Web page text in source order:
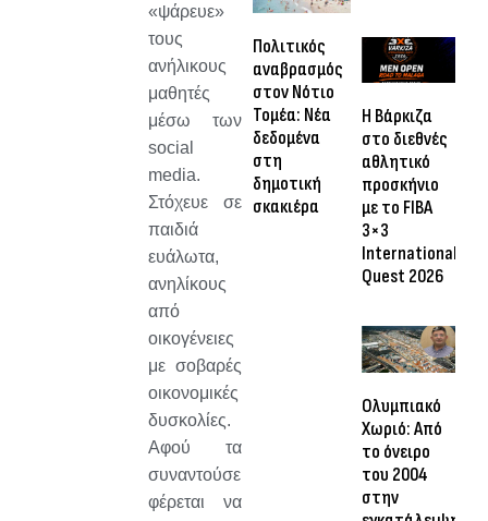
«ψάρευε»
τους
ανήλικους
μαθητές
μέσω των
social
media.
Στόχευε σε
παιδιά
ευάλωτα,
ανηλίκους
από
οικογένειες
με σοβαρές
οικονομικές
δυσκολίες.
Αφού τα
συναντούσε
φέρεται να
Πολιτικός
αναβρασμός
στον Νότιο
Τομέα: Νέα
δεδομένα
στη
δημοτική
σκακιέρα
Η Βάρκιζα
στο διεθνές
αθλητικό
προσκήνιο
με το FIBA
3×3
International
Quest 2026
Ολυμπιακό
Χωριό: Από
το όνειρο
του 2004
στην